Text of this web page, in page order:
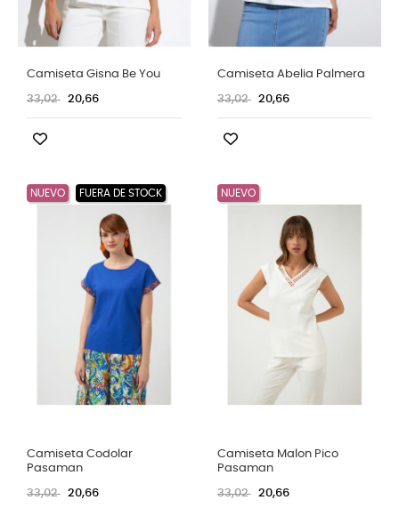
Camiseta Gisna Be You
33,02 20,66
Camiseta Abelia Palmera
33,02 20,66
NUEVO FUERA DE STOCK
Camiseta Codolar
Pasaman
33,02 20,66
NUEVO
Camiseta Malon Pico
Pasaman
33,02 20,66